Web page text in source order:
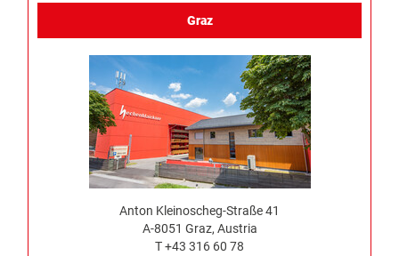
Graz
Anton Kleinoscheg-Straße 41
A-8051 Graz, Austria
T +43 316 60 78